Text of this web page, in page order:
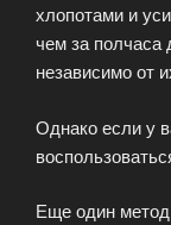
хлопотами и
чем за полчаса
независимо от
Однако если у
Еще один